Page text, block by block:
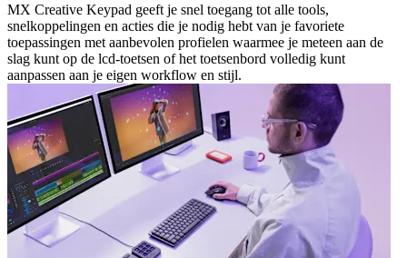
MX Creative Keypad geeft je snel toegang tot alle tools,
snelkoppelingen en acties die je nodig hebt van je favoriete
toepassingen met aanbevolen profielen waarmee je meteen aan de
slag kunt op de lcd-toetsen of het toetsenbord volledig kunt
aanpassen aan je eigen workflow en stijl.